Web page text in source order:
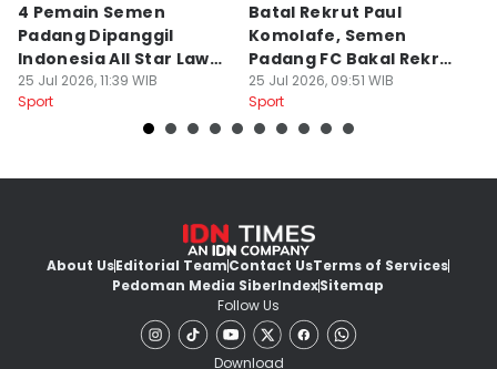
4 Pemain Semen
Padang Dipanggil
Indonesia All Star Lawan
Aston Villa
25 Jul 2026, 11:39 WIB
Sport
Batal Rekrut Paul
Komolafe, Semen
Padang FC Bakal Rekrut
Striker Baru
25 Jul 2026, 09:51 WIB
Sport
About UsEditorial TeamContact UsTerms of Services
Pedoman Media SiberIndexSitemap
Follow Us
Download